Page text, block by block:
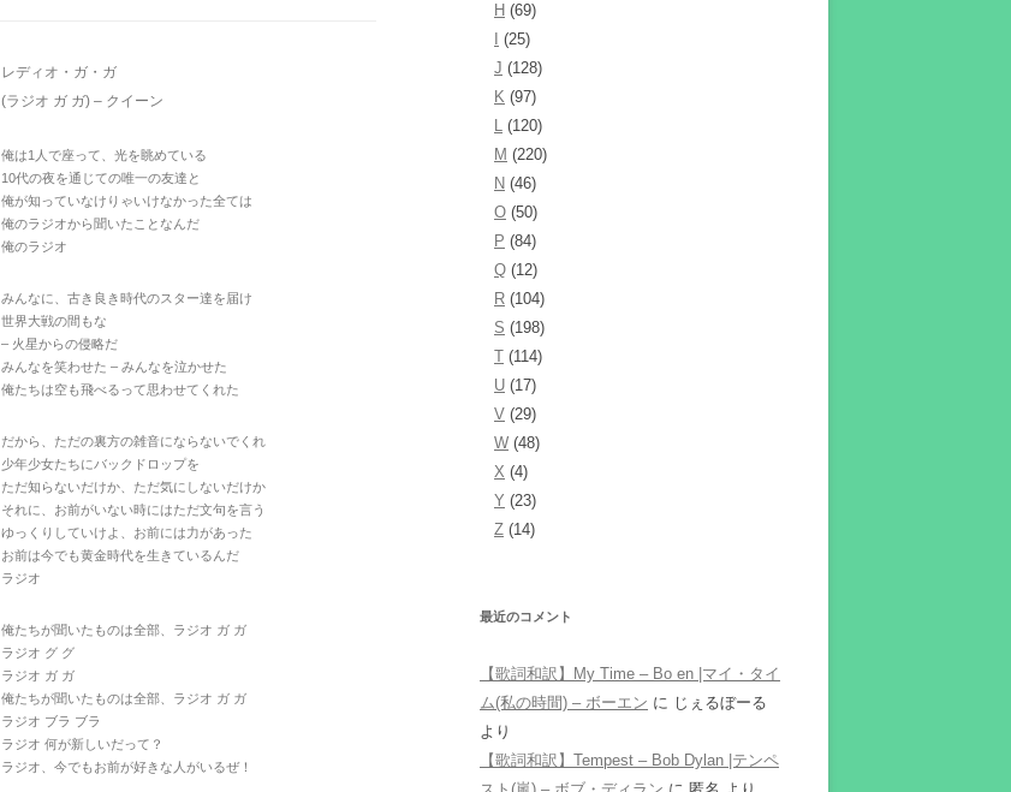
レディオ・ガ・ガ
(ラジオ ガ ガ) – クイーン
俺は1人で座って、光を眺めている
10代の夜を通じての唯一の友達と
俺が知っていなけりゃいけなかった全ては
俺のラジオから聞いたことなんだ
俺のラジオ
みんなに、古き良き時代のスター達を届け
世界大戦の間もな
– 火星からの侵略だ
みんなを笑わせた – みんなを泣かせた
俺たちは空も飛べるって思わせてくれた
だから、ただの裏方の雑音にならないでくれ
少年少女たちにバックドロップを
ただ知らないだけか、ただ気にしないだけか
それに、お前がいない時にはただ文句を言う
ゆっくりしていけよ、お前には力があった
お前は今でも黄金時代を生きているんだ
ラジオ
俺たちが聞いたものは全部、ラジオ ガ ガ
ラジオ グ グ
ラジオ ガ ガ
俺たちが聞いたものは全部、ラジオ ガ ガ
ラジオ ブラ ブラ
ラジオ 何が新しいだって？
ラジオ、今でもお前が好きな人がいるぜ！
H (69)
(25)
J (128)
K (97)
L (120)
M (220)
N (46)
O (50)
P (84)
Q (12)
R (104)
S (198)
T (114)
U (17)
V (29)
W (48)
X (4)
Y (23)
Z (14)
最近のコメント
【歌詞和訳】My Time – Bo en |マイ・タイ
ム(私の時間) – ボーエン に じぇるぼーる
より
【歌詞和訳】Tempest – Bob Dylan |テンペ